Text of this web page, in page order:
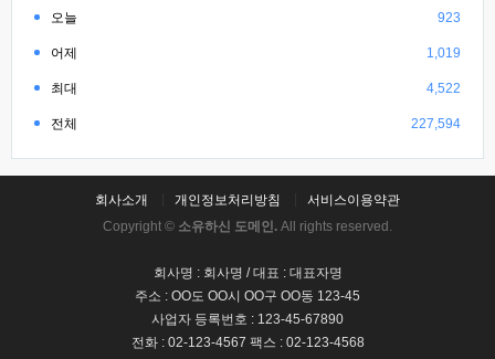
오늘 923
어제 1,019
최대 4,522
전체 227,594
회사소개 개인정보처리방침
서비스이용약관
Copyright © 소유하신 도메인. All rights reserved.
회사명 : 회사명 / 대표 : 대표자명
주소 : OO도 OO시 OO구 OO동 123-45
사업자 등록번호 : 123-45-67890
전화 : 02-123-4567 팩스 : 02-123-4568